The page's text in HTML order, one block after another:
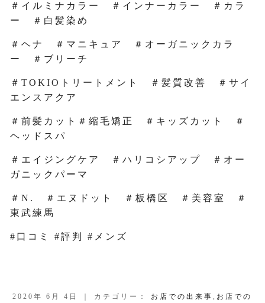
＃イルミナカラー ＃インナーカラー ＃カラ
ー ＃白髪染め
＃ヘナ ＃マニキュア ＃オーガニックカラ
ー ＃ブリーチ
＃TOKIOトリートメント ＃髪質改善 ＃サイ
エンスアクア
＃前髪カット＃縮毛矯正 ＃キッズカット ＃
ヘッドスパ
＃エイジングケア ＃ハリコシアップ ＃オー
ガニックパーマ
＃N. ＃エヌドット ＃板橋区 ＃美容室 ＃
東武練馬
#口コミ #評判 #メンズ
2020年 6月 4日 ｜ カテゴリー： お店での出来事, お店での